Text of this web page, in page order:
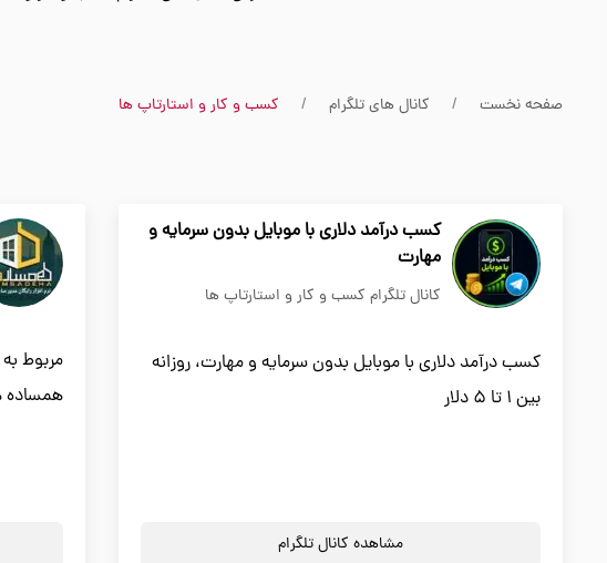
صفحه نخست کانال های تلگرام کسب و کار و استارتاپ ها
کسب درآمد دلاری با موبایل بدون سرمایه و
مهارت
کانال تلگرام کسب و کار و استارتاپ ها
کسب درآمد دلاری با موبایل بدون سرمایه و مهارت، روزانه
بین 1 تا 5 دلار
مشاهده کانال تلگرام
مربوط
همساده